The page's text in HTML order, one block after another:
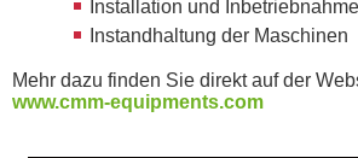
Installation und Inbetriebnahme
Instandhaltung der Maschinen
Mehr dazu finden Sie direkt auf der
www.cmm-equipments.com